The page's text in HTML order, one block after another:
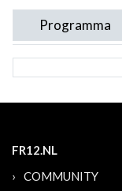
Programma
FR12.NL
COMMUNITY